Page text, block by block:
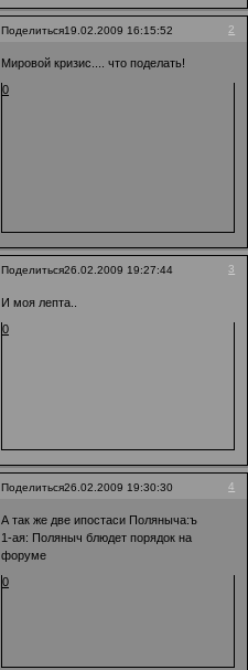
Поделиться 2
19.02.2009 16:15:52
Мировой кризис.... что поделать!
0
Поделиться 3
26.02.2009 19:27:44
И моя лепта..
0
Поделиться 4
26.02.2009 19:30:30
А так же две ипостаси Поляныча:ъ
1-ая: Поляныч блюдет порядок на
форуме
0